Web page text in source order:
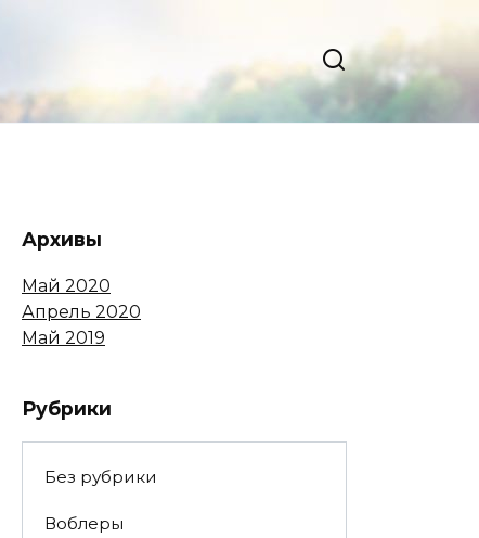
Архивы
Май 2020
Апрель 2020
Май 2019
Рубрики
Без рубрики
Воблеры